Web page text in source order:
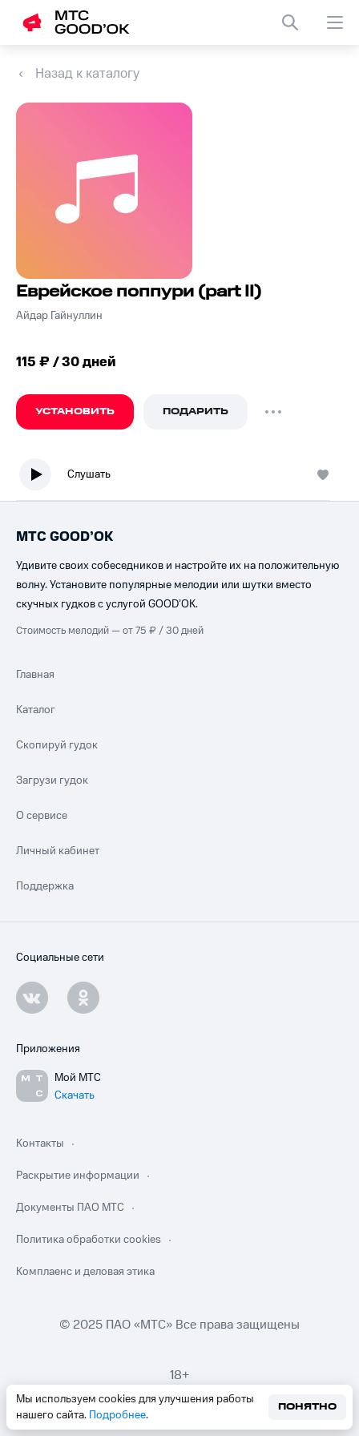
Назад к каталогу
Еврейское поппури (part II)
Айдар Гайнуллин
115 ₽ / 30 дней
УСТАНОВИТЬ ПОДАРИТЬ
Слушать
Мы используем cookies для улучшения работы
нашего сайта. Подробнее.
ПОНЯТНО
МТС GOOD’OK
Удивите своих собеседников и настройте их на положительную
волну. Установите популярные мелодии или шутки вместо
скучных гудков с услугой GOOD’OK.
Стоимость мелодий — от 75 ₽ / 30 дней
Главная
Каталог
Скопируй гудок
Загрузи гудок
О сервисе
Личный кабинет
Поддержка
Социальные сети
Приложения
Мой МТС
Скачать
Контакты
Раскрытие информации
Документы ПАО МТС
Политика обработки cookies
Комплаенс и деловая этика
© 2025 ПАО «МТС» Все права защищены
18+